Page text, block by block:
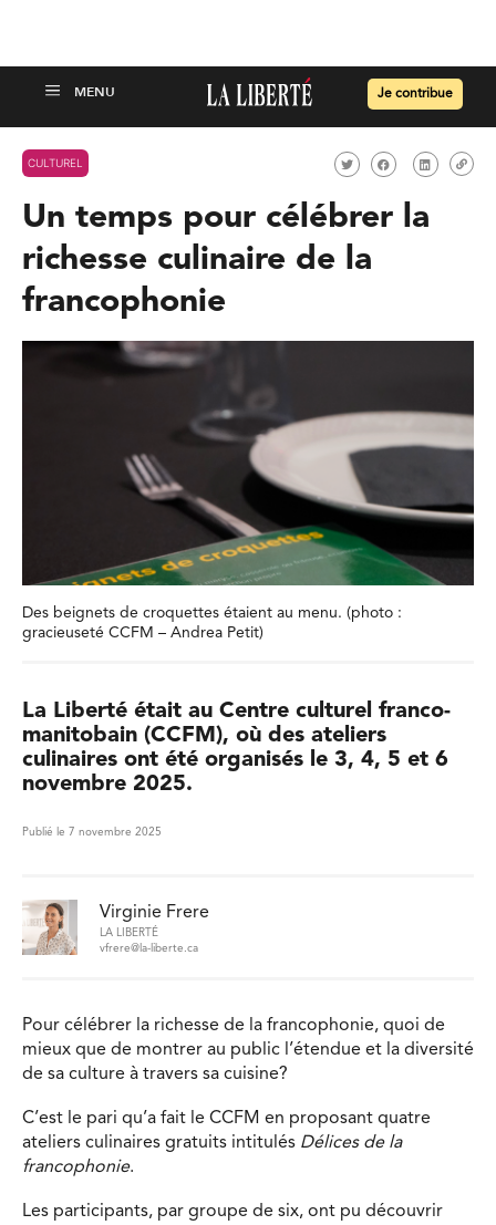
Je contribue
CULTUREL
Un temps pour célébrer la
richesse culinaire de la
francophonie
Des beignets de croquettes étaient au menu. (photo :
gracieuseté CCFM – Andrea Petit)
La Liberté était au Centre culturel franco-
manitobain (CCFM), où des ateliers
culinaires ont été organisés le 3, 4, 5 et 6
novembre 2025.
Publié le 7 novembre 2025
Virginie Frere
LA LIBERTÉ
vfrere@la-liberte.ca
Pour célébrer la richesse de la francophonie, quoi de
mieux que de montrer au public l’étendue et la diversité
de sa culture à travers sa cuisine?
C’est le pari qu’a fait le CCFM en proposant quatre
ateliers culinaires gratuits intitulés Délices de la
francophonie.
Les participants, par groupe de six, ont pu découvrir